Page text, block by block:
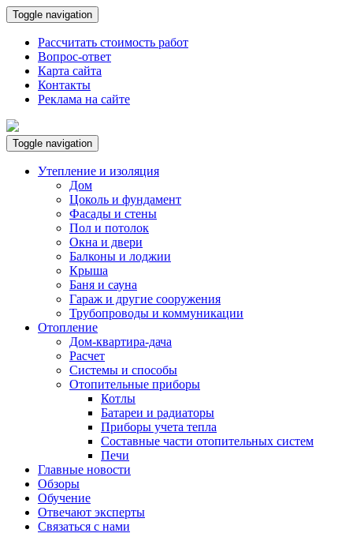
Toggle navigation
Рассчитать стоимость работ
Вопрос-ответ
Карта сайта
Контакты
Реклама на сайте
Toggle navigation
Утепление и изоляция
Дом
Цоколь и фундамент
Фасады и стены
Пол и потолок
Окна и двери
Балконы и лоджии
Крыша
Баня и сауна
Гараж и другие сооружения
Трубопроводы и коммуникации
Отопление
Дом-квартира-дача
Расчет
Системы и способы
Отопительные приборы
Котлы
Батареи и радиаторы
Приборы учета тепла
Составные части отопительных систем
Печи
Главные новости
Обзоры
Обучение
Отвечают эксперты
Связаться с нами